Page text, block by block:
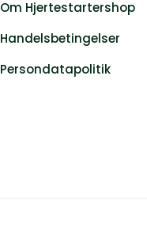
Om Hjertestartershop
Handelsbetingelser
Persondatapolitik